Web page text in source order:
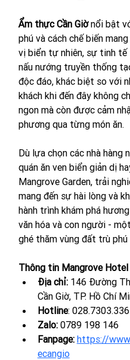
Ẩm thực Cần Giờ nổi bật
phú và cách chế biến
vị biển tự nhiên, sự tinh
nấu nướng truyền thống
độc đáo, khác biệt so với
khách khi đến đây không
ngon mà còn được cảm
phương qua từng món ăn.
Dù lựa chọn các nhà hàng
quán ăn ven biển giản dị
Mangrove Garden, trải
mang đến sự hài lòng và
hành trình khám phá
văn hóa và con người -
ghé thăm vùng đất trù phú
Thông tin Mangrove Hotel
Địa chỉ: 146 Đường
Cần Giờ, TP. Hồ Chí
Hotline:
Zalo: 0789 198 146
Fanpage: https://
ecangio